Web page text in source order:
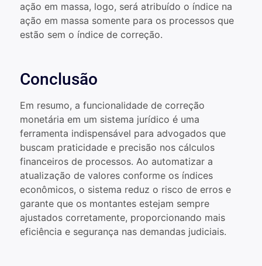
ação em massa, logo, será atribuído o índice na
ação em massa somente para os processos que
estão sem o índice de correção.
Conclusão
Em resumo, a funcionalidade de correção
monetária em um sistema jurídico é uma
ferramenta indispensável para advogados que
buscam praticidade e precisão nos cálculos
financeiros de processos. Ao automatizar a
atualização de valores conforme os índices
econômicos, o sistema reduz o risco de erros e
garante que os montantes estejam sempre
ajustados corretamente, proporcionando mais
eficiência e segurança nas demandas judiciais.